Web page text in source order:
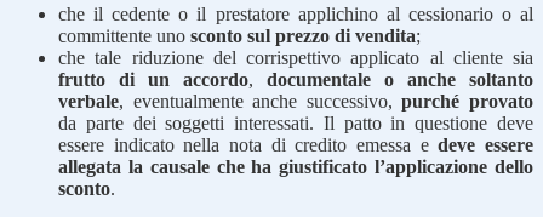
che il cedente o il prestatore applichino al cessionario o al
committente uno sconto sul prezzo di vendita;
che tale riduzione del corrispettivo applicato al cliente sia
frutto di un accordo, documentale o anche soltanto
verbale, eventualmente anche successivo,purché provato
da parte dei soggetti interessati. Il patto in questione deve
essere indicato nella nota di credito emessa edeve essere
allegata la causale che ha giustificato l’applicazione dello
sconto.